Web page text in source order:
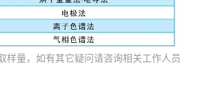
样量，如有其它疑问请咨询相关工作人员